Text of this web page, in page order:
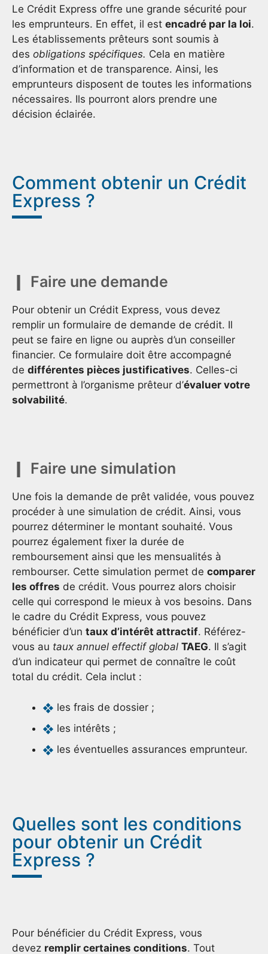
Le Crédit Express offre une grande sécurité pour
les emprunteurs. En effet, il est encadré par la loi.
Les établissements prêteurs sont soumis à
des obligations spécifiques. Cela en matière
d’information et de transparence. Ainsi, les
emprunteurs disposent de toutes les informations
nécessaires. Ils pourront alors prendre une
décision éclairée.
Comment obtenir un Crédit
Express ?
Faire une demande
Pour obtenir un Crédit Express, vous devez
remplir un formulaire de demande de crédit. Il
peut se faire en ligne ou auprès d’un conseiller
financier. Ce formulaire doit être accompagné
de différentes pièces justificatives. Celles-ci
permettront à l’organisme prêteur d’évaluer votre
solvabilité.
Faire une simulation
Une fois la demande de prêt validée, vous pouvez
procéder à une simulation de crédit. Ainsi, vous
pourrez déterminer le montant souhaité. Vous
pourrez également fixer la durée de
remboursement ainsi que les mensualités à
rembourser. Cette simulation permet de comparer
les offres de crédit. Vous pourrez alors choisir
celle qui correspond le mieux à vos besoins. Dans
le cadre du Crédit Express, vous pouvez
bénéficier d’un taux d’intérêt attractif. Référez-
vous au taux annuel effectif global TAEG. Il s’agit
d’un indicateur qui permet de connaître le coût
total du crédit. Cela inclut :
les frais de dossier ;
les intérêts ;
les éventuelles assurances emprunteur.
Quelles sont les conditions
pour obtenir un Crédit
Express ?
Pour bénéficier du Crédit Express, vous
devez remplir certaines conditions. Tout